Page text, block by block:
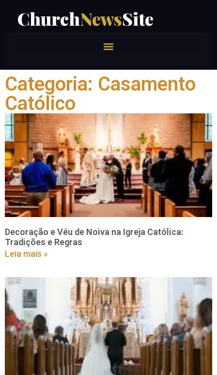
ChurchNewsSite
Categoria: Casamento
Católico
Decoração e Véu de Noiva na Igreja Católica:
Tradições e Regras
Leia mais »